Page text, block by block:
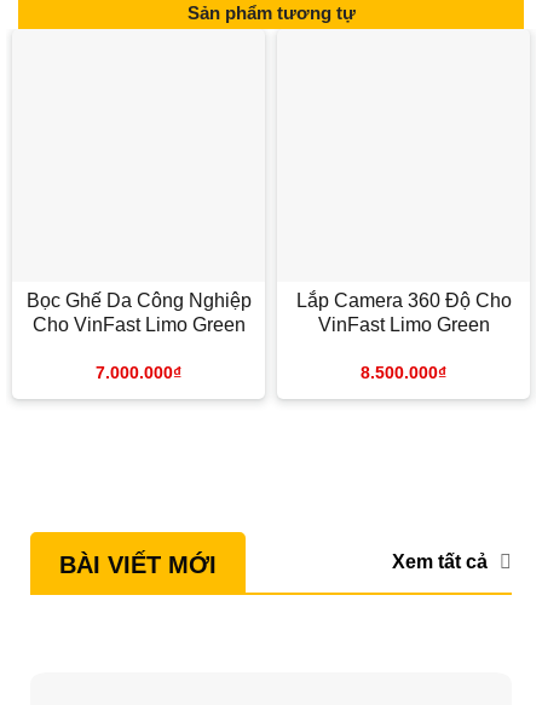
Sản phẩm tương tự
Bọc Ghế Da Công Nghiệp
Cho VinFast Limo Green
7.000.000₫
Lắp Camera 360 Độ Cho
VinFast Limo Green
8.500.000₫
BÀI VIẾT MỚI Xem tất cả